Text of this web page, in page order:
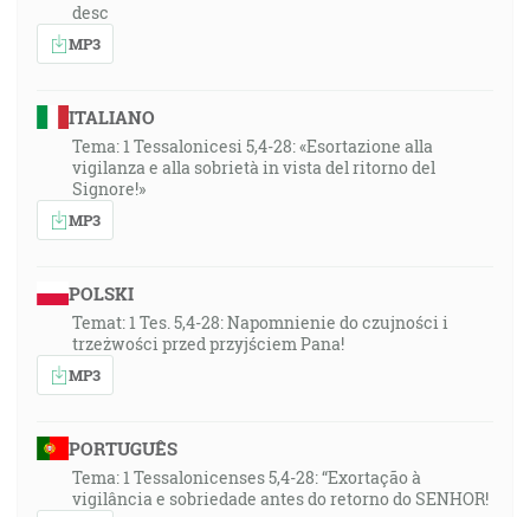
desc
MP3
ITALIANO
Tema: 1 Tessalonicesi 5,4-28: «Esortazione alla
vigilanza e alla sobrietà in vista del ritorno del
Signore!»
MP3
POLSKI
Temat: 1 Tes. 5,4-28: Napomnienie do czujności i
trzeżwości przed przyjściem Pana!
MP3
PORTUGUÊS
Tema: 1 Tessalonicenses 5,4-28: “Exortação à
vigilância e sobriedade antes do retorno do SENHOR!